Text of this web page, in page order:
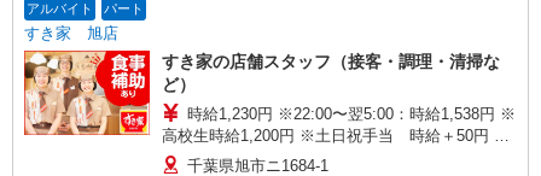
アルバイト パート
すき家 旭店
すき家の店舗スタッフ（接客・調理・清掃な
ど）
時給1,230円 ※22:00〜翌5:00：時給1,538円 ※
高校生時給1,200円 ※土日祝手当 時給＋50円 ※
早朝手当（5:00〜9:00）時給＋150円
千葉県旭市ニ1684-1